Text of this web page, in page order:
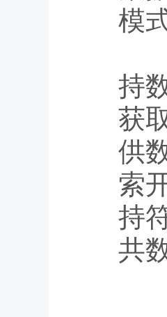
模
持
获
供
索
持
共